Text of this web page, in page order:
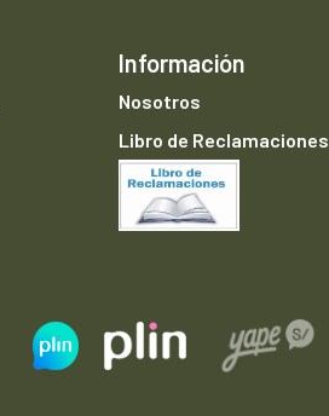
Información
Nosotros
Libro de Reclamaciones